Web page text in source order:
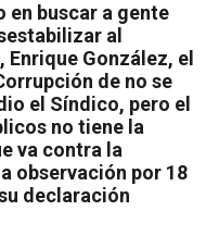
en buscar a gente
al
González, el
de no se
el Síndico, pero el
no tiene la
va contra la
observación por 18
declaración